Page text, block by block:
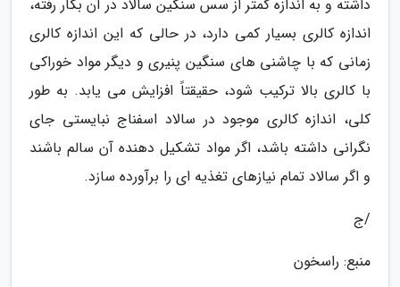
داشته و به اندازه کمتر از سس سنگین سالاد در آن بکار رفته،
اندازه کالری بسیار کمی دارد، در حالی که این اندازه کالری
زمانی که با چاشنی های سنگین پنیری و دیگر مواد خوراکی
با کالری بالا ترکیب شود، حقیقتاً افزایش می یابد. به طور
کلی، اندازه کالری موجود در سالاد اسفناج نبایستی جای
نگرانی داشته باشد، اگر مواد تشکیل دهنده آن سالم باشند
و اگر سالاد تمام نیازهای تغذیه ای را برآورده سازد.
/ج
منبع: راسخون